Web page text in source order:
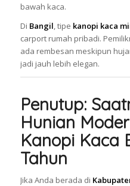
bawah kaca.
Di Bangil, tipe kanopi kaca
carport rumah pribadi.
ada rembesan meskipun
jadi jauh lebih elegan.
Penutup:
Hunian
Kanopi Kaca
Tahun
Jika Anda berada di